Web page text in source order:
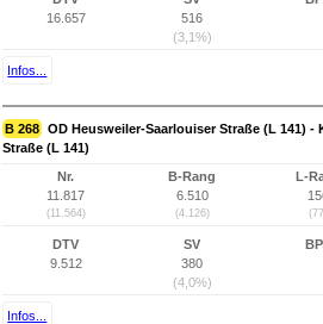
16.657
516
(3,1%)
Infos...
B 268 OD Heusweiler-Saarlouiser Straße (L 141) -
Straße (L 141)
Nr.
11.817
(11.564)
B-Rang
6.510
(4.126)
L-
DTV
9.512
SV
380
(4,0%)
Infos...